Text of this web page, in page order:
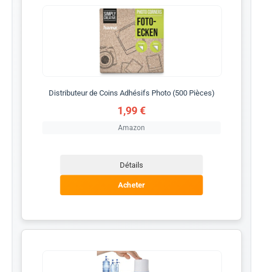
Distributeur de Coins Adhésifs Photo (500 Pièces)
1,99 €
Amazon
Détails
Acheter